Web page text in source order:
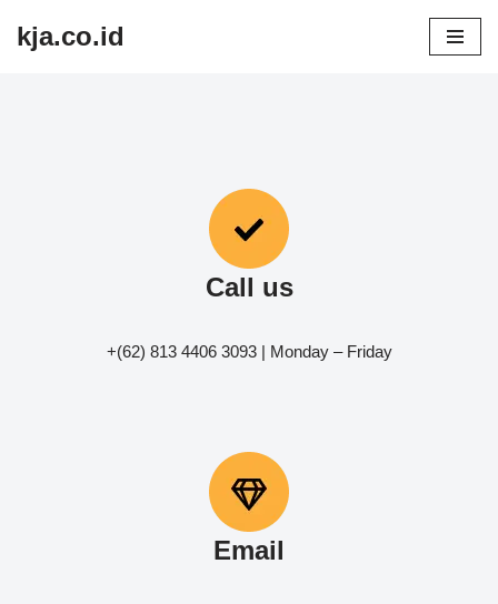
kja.co.id
Call us
+(62) 813 4406 3093 | Monday – Friday
Email